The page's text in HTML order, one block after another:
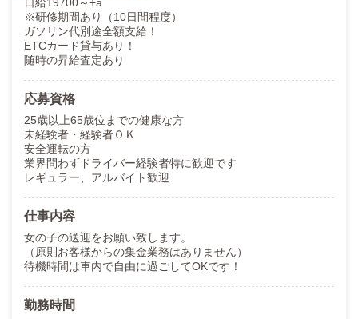
日給19700～+a
※研修期間あり（10日間程度）
ガソリン代別途全額支給！
ETCカード貸与あり！
随時の昇給査定あり
応募資格
25歳以上65歳位までの健康な方
未経験者・経験者ＯＫ
安全運転の方
業界問わずドライバー経験者特に歓迎です
レギュラー、アルバイト歓迎
仕事内容
女の子の送迎をお願い致します。
（原則お客様からの集金業務はありません）
待機時間は車内で自由に過ごしてOKです！
勤務時間